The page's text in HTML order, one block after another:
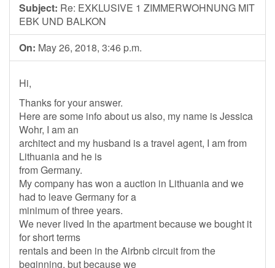
Subject: Re: EXKLUSIVE 1 ZIMMERWOHNUNG MIT
EBK UND BALKON
On: May 26, 2018, 3:46 p.m.
Hi,
Thanks for your answer.
Here are some info about us also, my name is Jessica
Wohr, I am an
architect and my husband is a travel agent, I am from
Lithuania and he is
from Germany.
My company has won a auction in Lithuania and we
had to leave Germany for a
minimum of three years.
We never lived In the apartment because we bought it
for short terms
rentals and been in the Airbnb circuit from the
beginning, but because we